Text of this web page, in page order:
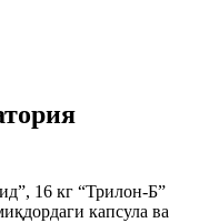
16 кг “Трилон-Б”
капсула ва